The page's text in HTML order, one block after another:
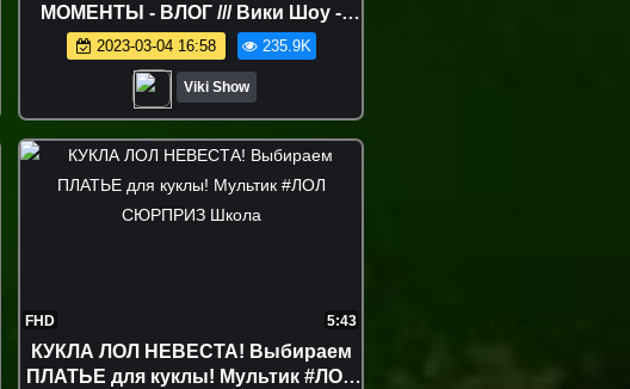
МОМЕНТЫ - ВЛОГ /// Вики Шоу -
Потерялась в Аквапарке Дубаи /
Вики Шоу
2023-03-04 16:58 235.9K
Viki Show
FHD 5:43
КУКЛА ЛОЛ НЕВЕСТА! Выбираем
ПЛАТЬЕ для куклы! Мультик #ЛОЛ